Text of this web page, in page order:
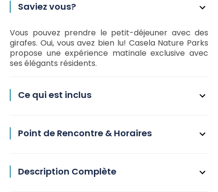
Saviez vous?
Vous pouvez prendre le petit-déjeuner avec des
girafes. Oui, vous avez bien lu! Casela Nature Parks
propose une expérience matinale exclusive avec
ses élégants résidents.
Ce qui est inclus
Point de Rencontre & Horaires
Description Complète